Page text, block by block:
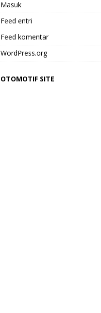
Masuk
Feed entri
Feed komentar
WordPress.org
OTOMOTIF SITE